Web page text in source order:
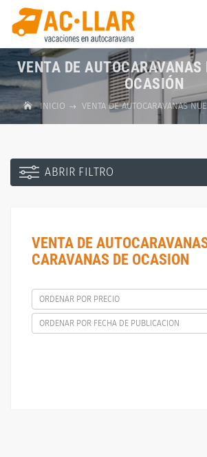
VENTA DE AUTOCARAVANAS
OCASIÓN
INICIO VENTA DE AUTOCARAVANAS
ABRIR FILTRO
VENTA DE
CARAVANAS DE OCASION
ORDENAR POR PRECIO
ORDENAR POR FECHA DE PUBLICACION